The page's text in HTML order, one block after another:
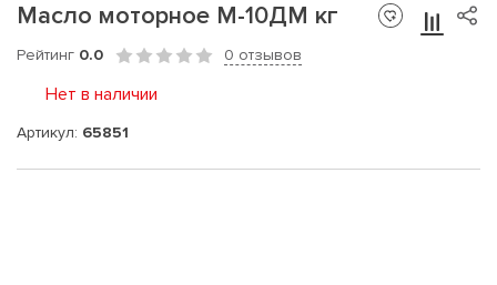
Масло моторное М-10ДМ кг
Рейтинг 0.0 0 отзывов
Нет в наличии
Артикул: 65851